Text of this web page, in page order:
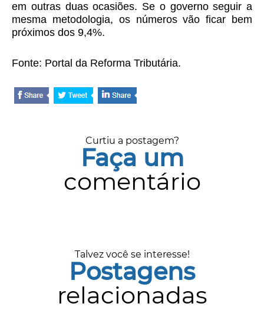
em outras duas ocasiões. Se o governo seguir a
mesma metodologia, os números vão ficar bem
próximos dos 9,4%.
Fonte: Portal da Reforma Tributária.
Curtiu a postagem?
Faça um
comentário
Talvez você se interesse!
Postagens
relacionadas